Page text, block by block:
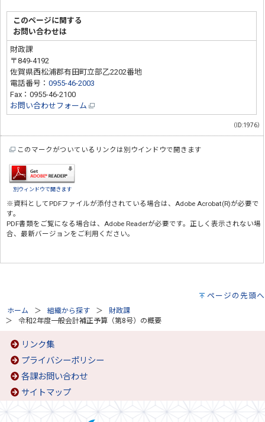
このページに関する
お問い合わせは
財政課
〒849-4192
佐賀県西松浦郡有田町立部乙2202番地
電話番号：0955-46-2003
Fax：0955-46-2100
お問い合わせフォーム
（ID:1976）
このマークがついているリンクは別ウインドウで開きます
別ウィンドウで開きます
※資料としてPDFファイルが添付されている場合は、 Adobe Acrobat(R)が必要で
す。
PDF書類をご覧になる場合は、 Adobe Readerが必要です。正しく表示されない場
合、最新バージョンをご利用ください。
ページの先頭へ
ホーム 組織から探す
財政課
令和2年度一般会計補正予算（第8号）の概要
リンク集
プライバシーポリシー
各課お問い合わせ
サイトマップ